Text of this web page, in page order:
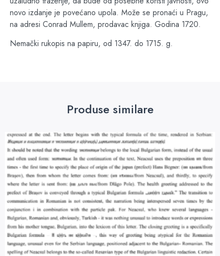
novo izdanje je povećano upola. Može se pronaći u Pragu,
na adresi Conrad Mullem, prodavac knjiga. Godina 1720.
Nemački rukopis na papiru, od 1347. do 1715. g.
Produse similare